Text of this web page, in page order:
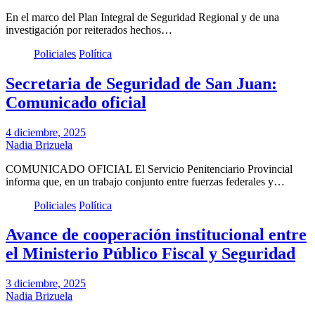
En el marco del Plan Integral de Seguridad Regional y de una
investigación por reiterados hechos…
Policiales Política
Secretaria de Seguridad de San Juan:
Comunicado oficial
4 diciembre, 2025
Nadia Brizuela
COMUNICADO OFICIAL El Servicio Penitenciario Provincial
informa que, en un trabajo conjunto entre fuerzas federales y…
Policiales Política
Avance de cooperación institucional entre
el Ministerio Público Fiscal y Seguridad
3 diciembre, 2025
Nadia Brizuela